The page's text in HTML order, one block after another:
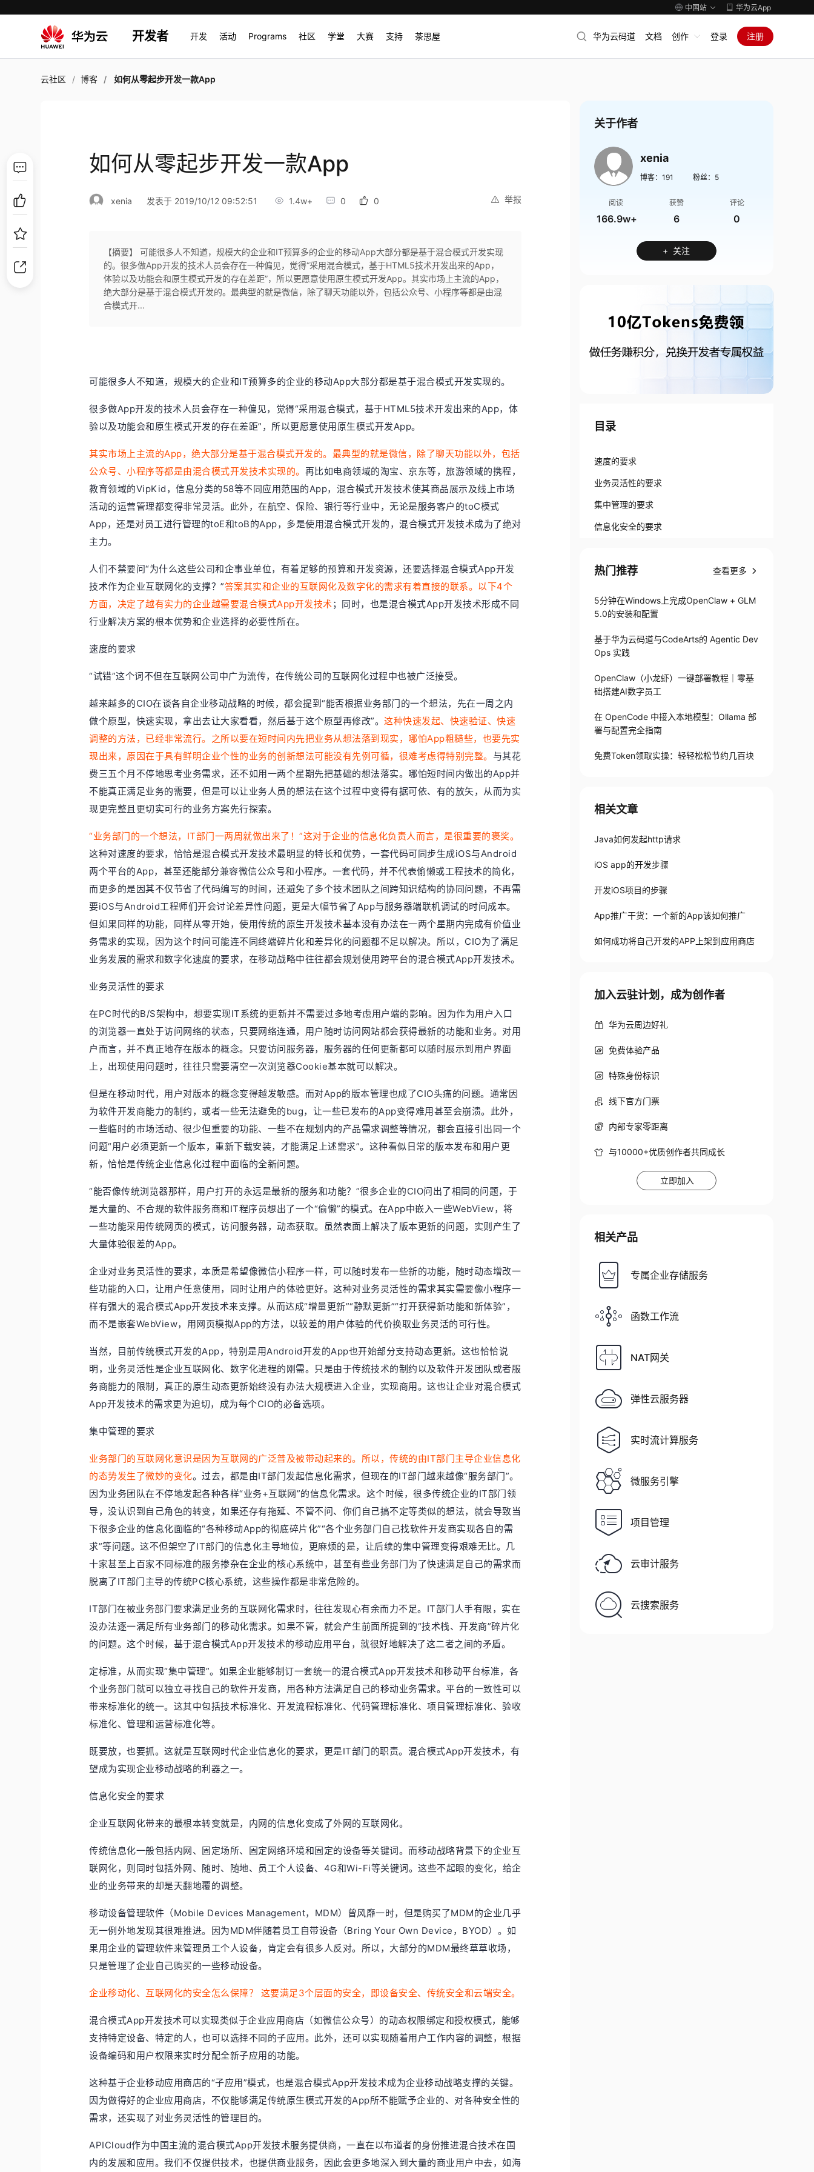
中国站 华为云App
开发者 开发 活动 Programs 社区 学堂 大赛 支持 茶思屋 华为云码道 文档 创作 登录 注册
云社区 博客 如何从零起步开发一款App
如何从零起步开发一款App
举报
xenia 发表于 2019/10/12 09:52:51 1.4w+ 0 0
【摘要】 可能很多人不知道，规模大的企业和IT预算多的企业的移动App大部分都是基于混合模式开发实现
的。很多做App开发的技术人员会存在一种偏见，觉得“采用混合模式，基于HTML5技术开发出来的App，
体验以及功能会和原生模式开发的存在差距”，所以更愿意使用原生模式开发App。其实市场上主流的App，
绝大部分是基于混合模式开发的。最典型的就是微信，除了聊天功能以外，包括公众号、小程序等都是由混
合模式开...
可能很多人不知道，规模大的企业和IT预算多的企业的移动App大部分都是基于混合模式开发实现的。
很多做App开发的技术人员会存在一种偏见，觉得“采用混合模式，基于HTML5技术开发出来的App，体
验以及功能会和原生模式开发的存在差距”， 所以更愿意使用原生模式开发App。
其实市场上主流的App，绝大部分是基于混合模式开发的。最典型的就是微信，除了聊天功能以外，包括
公众号、小程序等都是由混合模式开发技术实现的。 再比如电商领域的淘宝、京东等，旅游领域的携程，
教育领域的VipKid，信息分类的58等不同应用范围的App，混合模式开发技术使其商品展示及线上市场
活动的运营管理都变得非常灵活。此外，在航空、保险、银行等行业中，无论是服务客户的toC模式
App，还是对员工进行管理的toE和toB的App，多是使用混合模式开发的，混合模式开发技术成为了绝对
主力。
人们不禁要问“为什么这些公司和企事业单位，有着足够的预算和开发资源，还要选择混合模式App开发
技术作为企业互联网化的支撑？”答案其实和企业的互联网化及数字化的需求有着直接的联系。以下4个
方面，决定了越有实力的企业越需要混合模式App开发技术；同时，也是混合模式App开发技术形成不同
行业解决方案的根本优势和企业选择的必要性所在。
速度的要求
“试错”这个词不但在互联网公司中广为流传，在传统公司的互联网化过程中也被广泛接受。
越来越多的CIO在谈各自企业移动战略的时候，都会提到“能否根据业务部门的一个想法，先在一周之内
做个原型，快速实现，拿出去让大家看看，然后基于这个原型再修改”。这种快速发起、快速验证、快速
调整的方法，已经非常流行。之所以要在短时间内先把业务从想法落到现实，哪怕App粗糙些，也要先实
现出来，原因在于具有鲜明企业个性的业务的创新想法可能没有先例可循，很难考虑得特别完整。 与其花
费三五个月不停地思考业务需求，还不如用一两个星期先把基础的想法落实。哪怕短时间内做出的App并
不能真正满足业务的需要，但是可以让业务人员的想法在这个过程中变得有据可依、有的放矢，从而为实
现更完整且更切实可行的业务方案先行探索。
“业务部门的一个想法，IT部门一两周就做出来了！”这对于企业的信息化负责人而言，是很重要的褒奖。
这种对速度的要求，恰恰是混合模式开发技术最明显的特长和优势，一套代码可同步生成iOS与Android
两个平台的App，甚至还能部分兼容微信公众号和小程序。一套代码，并不代表偷懒或工程技术的简化，
而更多的是因其不仅节省了代码编写的时间，还避免了多个技术团队之间跨知识结构的协同问题，不再需
要iOS与Android工程师们开会讨论差异性问题，更是大幅节省了App与服务器端联机调试的时间成本。
但如果同样的功能，同样从零开始，使用传统的原生开发技术基本没有办法在一两个星期内完成有价值业
务需求的实现，因为这个时间可能连不同终端碎片化和差异化的问题都不足以解决。所以，CIO为了满足
业务发展的需求和数字化速度的要求，在移动战略中往往都会规划使用跨平台的混合模式App开发技术。
业务灵活性的要求
在PC时代的B/S架构中，想要实现IT系统的更新并不需要过多地考虑用户端的影响。因为作为用户入口
的浏览器一直处于访问网络的状态，只要网络连通，用户随时访问网站都会获得最新的功能和业务。对用
户而言，并不真正地存在版本的概念。只要访问服务器，服务器的任何更新都可以随时展示到用户界面
上，出现使用问题时，往往只需要清空一次浏览器Cookie基本就可以解决。
但是在移动时代，用户对版本的概念变得越发敏感。而对App的版本管理也成了CIO头痛的问题。通常因
为软件开发商能力的制约，或者一些无法避免的bug，让一些已发布的App变得难用甚至会崩溃。此外，
一些临时的市场活动、很少但重要的功能、一些不在规划内的产品需求调整等情况，都会直接引出同一个
问题“用户必须更新一个版本，重新下载安装，才能满足上述需求”。这种看似日常的版本发布和用户更
新，恰恰是传统企业信息化过程中面临的全新问题。
“能否像传统浏览器那样，用户打开的永远是最新的服务和功能？”很多企业的CIO问出了相同的问题，于
是大量的、不合规的软件服务商和IT程序员想出了一个“偷懒”的模式。在App中嵌入一些WebView，将
一些功能采用传统网页的模式，访问服务器，动态获取。虽然表面上解决了版本更新的问题，实则产生了
大量体验很差的App。
企业对业务灵活性的要求，本质是希望像微信小程序一样，可以随时发布一些新的功能，随时动态增改一
些功能的入口，让用户任意使用，同时让用户的体验更好。这种对业务灵活性的需求其实需要像小程序一
样有强大的混合模式App开发技术来支撑。从而达成“增量更新”“静默更新”“打开获得新功能和新体验”，
而不是嵌套WebView，用网页模拟App的方法，以较差的用户体验的代价换取业务灵活的可行性。
当然，目前传统模式开发的App，特别是用Android开发的App也开始部分支持动态更新。这也恰恰说
明，业务灵活性是企业互联网化、数字化进程的刚需。只是由于传统技术的制约以及软件开发团队或者服
务商能力的限制，真正的原生动态更新始终没有办法大规模进入企业，实现商用。这也让企业对混合模式
App开发技术的需求更为迫切，成为每个CIO的必备选项。
集中管理的要求
业务部门的互联网化意识是因为互联网的广泛普及被带动起来的。所以，传统的由IT部门主导企业信息化
的态势发生了微妙的变化。过去，都是由IT部门发起信息化需求，但现在的IT部门越来越像“服务部门”。
因为业务团队在不停地发起各种各样“业务+互联网”的信息化需求。这个时候，很多传统企业的IT部门领
导，没认识到自己角色的转变，如果还存有拖延、不管不问、你们自己搞不定等类似的想法，就会导致当
下很多企业的信息化面临的“各种移动App的彻底碎片化”“各个业务部门自己找软件开发商实现各自的需
求”等问题。这不但架空了IT部门的信息化主导地位，更麻烦的是，让后续的集中管理变得艰难无比。几
十家甚至上百家不同标准的服务掺杂在企业的核心系统中，甚至有些业务部门为了快速满足自己的需求而
脱离了IT部门主导的传统PC核心系统，这些操作都是非常危险的。
IT部门在被业务部门要求满足业务的互联网化需求时，往往发现心有余而力不足。IT部门人手有限，实在
没办法逐一满足所有业务部门的移动化需求。如果不管，就会产生前面所提到的“技术栈、开发商”碎片化
的问题。这个时候，基于混合模式App开发技术的移动应用平台，就很好地解决了这二者之间的矛盾。
定标准，从而实现“集中管理”。如果企业能够制订一套统一的混合模式App开发技术和移动平台标准，各
个业务部门就可以独立寻找自己的软件开发商，用各种方法满足自己的移动业务需求。平台的一致性可以
带来标准化的统一。这其中包括技术标准化、开发流程标准化、代码管理标准化、项目管理标准化、验收
标准化、管理和运营标准化等。
既要放，也要抓。这就是互联网时代企业信息化的要求，更是IT部门的职责。混合模式App开发技术，有
望成为实现企业移动战略的利器之一。
信息化安全的要求
企业互联网化带来的最根本转变就是，内网的信息化变成了外网的互联网化。
传统信息化一般包括内网、固定场所、固定网络环境和固定的设备等关键词。而移动战略背景下的企业互
联网化，则同时包括外网、随时、随地、员工个人设备、4G和Wi-Fi等关键词。这些不起眼的变化，给企
业的业务带来的却是天翻地覆的调整。
移动设备管理软件（Mobile Devices Management，MDM）曾风靡一时，但是购买了MDM的企业几乎
无一例外地发现其很难推进。因为MDM伴随着员工自带设备（Bring Your Own Device，BYOD）。如
果用企业的管理软件来管理员工个人设备，肯定会有很多人反对。所以，大部分的MDM最终草草收场，
只是管理了企业自己购买的一些移动设备。
企业移动化、互联网化的安全怎么保障？ 这要满足3个层面的安全，即设备安全、传统安全和云端安全。
混合模式App开发技术可以实现类似于企业应用商店（如微信公众号）的动态权限绑定和授权模式，能够
支持特定设备、特定的人，也可以选择不同的子应用。此外，还可以实现随着用户工作内容的调整，根据
设备编码和用户权限来实时分配全新子应用的功能。
这种基于企业移动应用商店的“子应用”模式，也是混合模式App开发技术成为企业移动战略支撑的关键。
因为做得好的企业应用商店，不仅能够满足传统原生模式开发的App所不能赋予企业的、对各种安全性的
需求，还实现了对业务灵活性的管理目的。
APICloud作为中国主流的混合模式App开发技术服务提供商，一直在以布道者的身份推进混合技术在国
内的发展和应用。我们不仅提供技术，也提供商业服务，因此会更多地深入到大量的商业用户中去，如海
关于作者
xenia
博客： 191 粉丝： 5
阅读
166.9w+
获赞
6
评论
0
+ 关注
目录
速度的要求
业务灵活性的要求
集中管理的要求
信息化安全的要求
热门推荐 查看更多
5分钟在Windows上完成OpenClaw + GLM
5.0的安装和配置
基于华为云码道与CodeArts的 Agentic Dev
Ops 实践
OpenClaw（小龙虾）一键部署教程｜零基
础搭建AI数字员工
在 OpenCode 中接入本地模型：Ollama 部
署与配置完全指南
免费Token领取实操：轻轻松松节约几百块
相关文章
Java如何发起http请求
iOS app的开发步骤
开发iOS项目的步骤
App推广干货：一个新的App该如何推广
如何成功将自己开发的APP上架到应用商店
加入云驻计划，成为创作者
华为云周边好礼
免费体验产品
特殊身份标识
线下官方门票
内部专家零距离
与10000+优质创作者共同成长
立即加入
相关产品
专属企业存储服务
函数工作流
NAT网关
弹性云服务器
实时流计算服务
微服务引擎
项目管理
云审计服务
云搜索服务